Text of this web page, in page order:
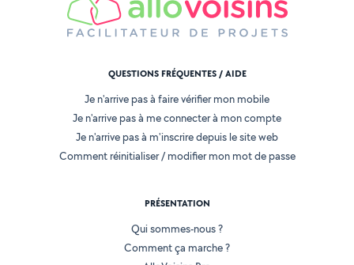
QUESTIONS FRÉQUENTES / AIDE
Je n'arrive pas à faire vérifier mon mobile
Je n'arrive pas à me connecter à mon compte
Je n'arrive pas à m'inscrire depuis le site web
Comment réinitialiser / modifier mon mot de passe
PRÉSENTATION
Qui sommes-nous ?
Comment ça marche ?